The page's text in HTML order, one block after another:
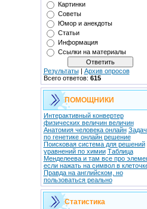
Картинки
Советы
Юмор и анекдоты
Статьи
Информация
Ссылки на материалы
Результаты| Архив опросов
Всего ответов: 615
ПОМОЩНИКИ
Интерактивный конвертер
физических величин величин
Анатомия человека онлайн
по генетике онлайн решение
Поисковая система для решений
уравнений по химии Таблица
Менделеева и там все про
если нажать на символ в
Правда на английском, но
пользоваться реально
Статистика